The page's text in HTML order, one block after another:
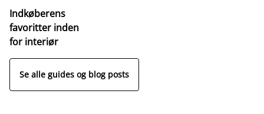
Indkøberens
favoritter inden
for interiør
Se alle guides og blog posts